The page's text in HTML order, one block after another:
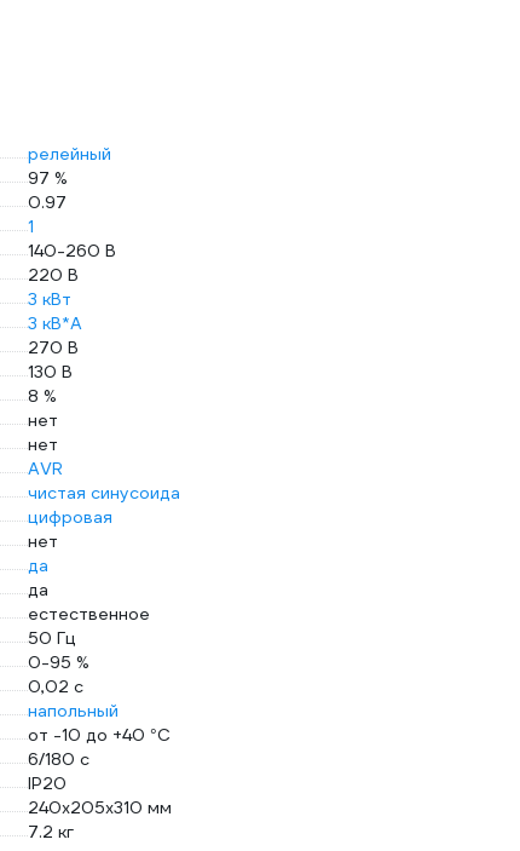
релейный
97 %
0.97
1
140-260 В
220 В
3 кВт
3 кВ*А
270 В
130 В
8 %
нет
нет
AVR
чистая синусоида
цифровая
нет
да
да
естественное
50 Гц
0-95 %
0,02 с
напольный
от -10 до +40 °С
6/180 с
IP20
240x205x310 мм
7.2 кг